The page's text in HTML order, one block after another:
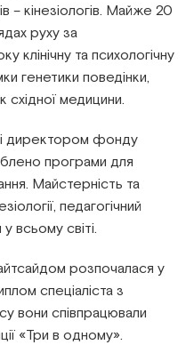
– кінезіологів. Майже 20
руху за
та психологічну
генетики поведінки,
східної медицини.
директором фонду
програми для
Майстерність та
педагогічний
всьому світі.
розпочалася у
спеціаліста з
вони співпрацювали
«Три в одному».